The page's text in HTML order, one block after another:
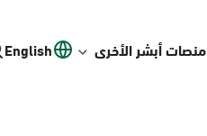
منصات أبشر الأخرى English